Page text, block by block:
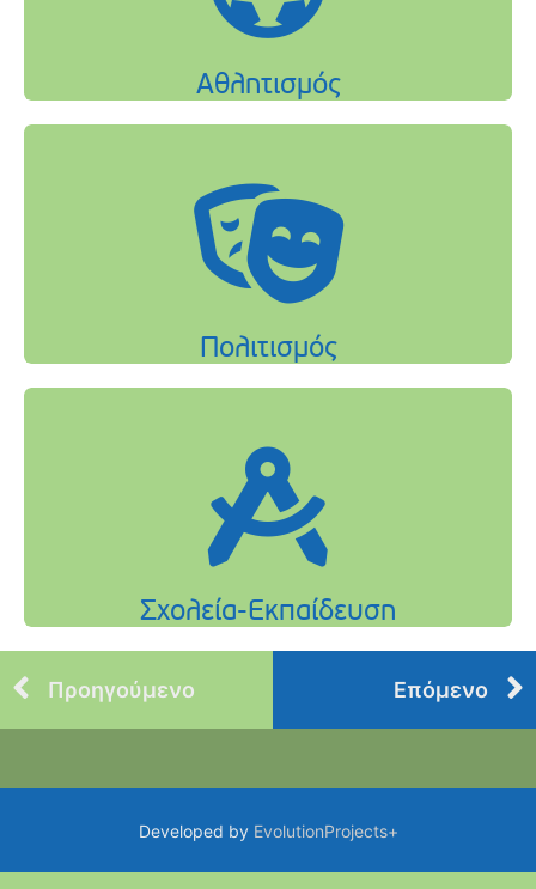
Προηγούμενο Επόμενο
Developed by EvolutionProjects+